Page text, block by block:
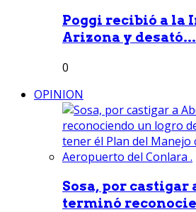
Poggi recibió a la
Arizona y desató...
0
OPINION
Sosa, por castigar
terminó